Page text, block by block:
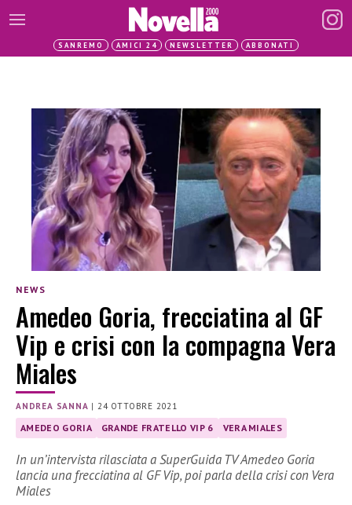
SANREMO AMICI 24 NEWSLETTER ABBONATI
NEWS
Amedeo Goria, frecciatina al GF
Vip e crisi con la compagna Vera
Miales
ANDREA SANNA |24 OTTOBRE 2021
AMEDEO GORIA GRANDE FRATELLO VIP 6 VERA MIALES
In un’intervista rilasciata a SuperGuida TV Amedeo Goria
lancia una frecciatina al GF Vip, poi parla della crisi con Vera
Miales